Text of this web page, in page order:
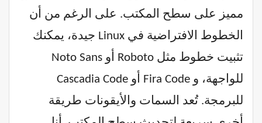
مميز على سطح المكتب. على الرغم من أن
الخطوط الافتراضية في Linux جيدة، يمكنك
تثبيت خطوط مثل Roboto أو Noto Sans
للواجهة، و Fira Code أو Cascadia Code
للبرمجة. تُعد السمات والأيقونات طريقة